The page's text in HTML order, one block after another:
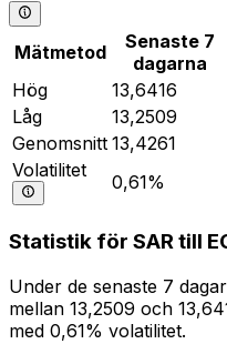
Mätmetod
Senaste 7
dagarna
Hög
13,6416
Låg
13,2509
Genomsnitt 13,4261
Volatilitet
0,61%
Statistik för SAR till
Under de senaste 7
mellan 13,2509 och
med 0,61% volatilitet.